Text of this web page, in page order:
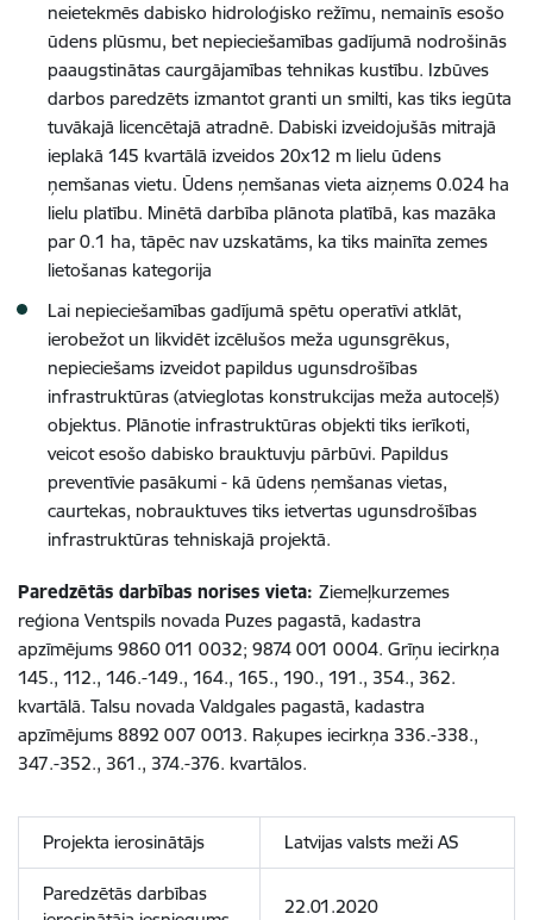
neietekmēs dabisko hidroloģisko režīmu, nemainīs esošo
ūdens plūsmu, bet nepieciešamības gadījumā nodrošinās
paaugstinātas caurgājamības tehnikas kustību. Izbūves
darbos paredzēts izmantot granti un smilti, kas tiks iegūta
tuvākajā licencētajā atradnē. Dabiski izveidojušās mitrajā
ieplakā 145 kvartālā izveidos 20x12 m lielu ūdens
ņemšanas vietu. Ūdens ņemšanas vieta aizņems 0.024 ha
lielu platību. Minētā darbība plānota platībā, kas mazāka
par 0.1 ha, tāpēc nav uzskatāms, ka tiks mainīta zemes
lietošanas kategorija
Lai nepieciešamības gadījumā spētu operatīvi atklāt,
ierobežot un likvidēt izcēlušos meža ugunsgrēkus,
nepieciešams izveidot papildus ugunsdrošības
infrastruktūras (atvieglotas konstrukcijas meža autoceļš)
objektus. Plānotie infrastruktūras objekti tiks ierīkoti,
veicot esošo dabisko brauktuvju pārbūvi. Papildus
preventīvie pasākumi - kā ūdens ņemšanas vietas,
caurtekas, nobrauktuves tiks ietvertas ugunsdrošības
infrastruktūras tehniskajā projektā.
Paredzētās darbības norises vieta: Ziemeļkurzemes
reģiona Ventspils novada Puzes pagastā, kadastra
apzīmējums 9860 011 0032; 9874 001 0004. Grīņu iecirkņa
145., 112., 146.-149., 164., 165., 190., 191., 354., 362.
kvartālā. Talsu novada Valdgales pagastā, kadastra
apzīmējums 8892 007 0013. Raķupes iecirkņa 336.-338.,
347.-352., 361., 374.-376. kvartālos.
Projekta ierosinātājs Latvijas valsts meži AS
Paredzētās darbības
22.01.2020